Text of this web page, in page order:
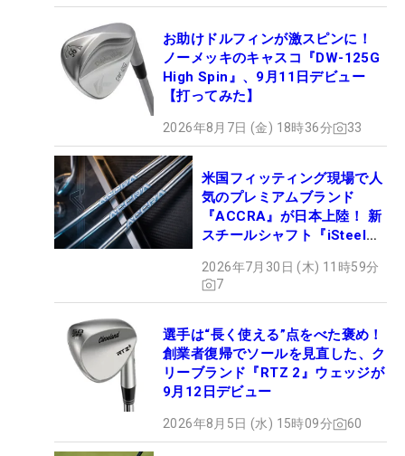
お助けドルフィンが激スピンに！
ノーメッキのキャスコ『DW-125G
High Spin』、9月11日デビュー
【打ってみた】
2026年8月7日 (金) 18時36分 33
米国フィッティング現場で人
気のプレミアムブランド
『ACCRA』が日本上陸！ 新
スチールシャフト『iSteel
2026年7月30日 (木) 11時59分
7
選手は“長く使える”点をべた褒め！
創業者復帰でソールを見直した、ク
リーブランド『RTZ 2』ウェッジが
9月12日デビュー
2026年8月5日 (水) 15時09分 60